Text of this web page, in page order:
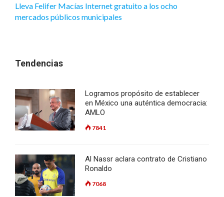
Lleva Felifer Macías Internet gratuito a los ocho
mercados públicos municipales
Tendencias
Logramos propósito de establecer
en México una auténtica democracia:
AMLO
7841
Al Nassr aclara contrato de Cristiano
Ronaldo
7068